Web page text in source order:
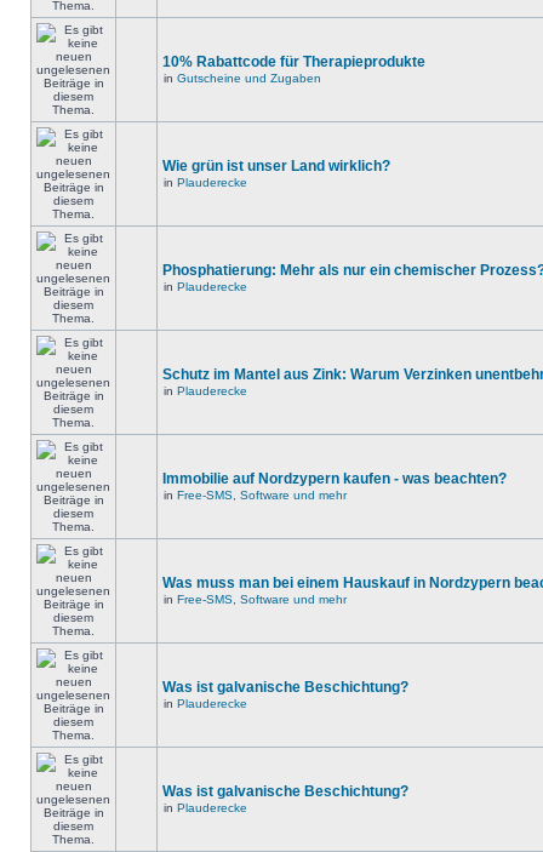
10% Rabattcode für Therapieprodukte
in Gutscheine und Zugaben
Wie grün ist unser Land wirklich?
in Plauderecke
Phosphatierung: Mehr als nur ein chemischer
in Plauderecke
Schutz im Mantel aus Zink: Warum Verzinken
in Plauderecke
Immobilie auf Nordzypern kaufen - was beachten?
in Free-SMS, Software und mehr
Was muss man bei einem Hauskauf in Nordzypern
in Free-SMS, Software und mehr
Was ist galvanische Beschichtung?
in Plauderecke
Was ist galvanische Beschichtung?
in Plauderecke